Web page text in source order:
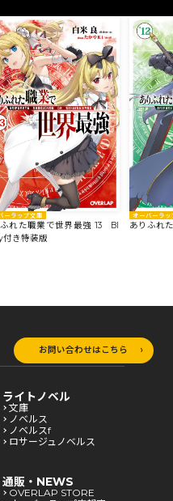
ーラップ文庫
れた職業で世界最強 13 Bl
付き特装版
オーバーラッ
ありふれ
お問い合わせはこちら
ライトノベル
文庫
ノベルス
ノベルスf
ロサージュノベルス
通販・NEWS
OVERLAP STORE